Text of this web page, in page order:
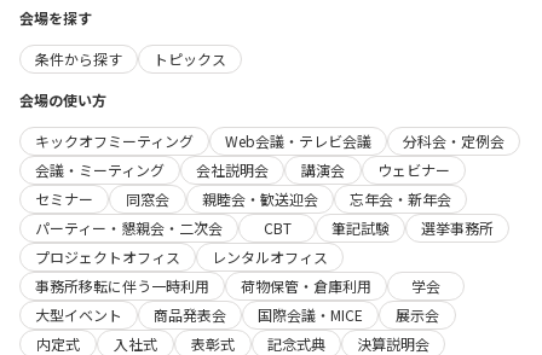
会場を探す
条件から探す
トピックス
会場の使い方
キックオフミーティング
Web会議・テレビ会議
分科会・定例会
会議・ミーティング
会社説明会 講演会
ウェビナー
セミナー
同窓会 親睦会・歓送迎会
忘年会・新年会
パーティー・懇親会・二次会
CBT 筆記試験
選挙事務所
プロジェクトオフィス
レンタルオフィス
事務所移転に伴う一時利用
荷物保管・倉庫利用
学会
大型イベント
商品発表会 国際会議・MICE
展示会
内定式
入社式 表彰式 記念式典
決算説明会